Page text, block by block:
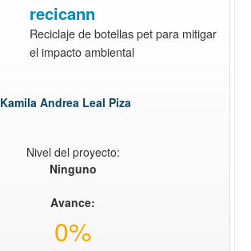
recicann
Reciclaje de botellas pet para mitigar
el impacto ambiental
Kamila Andrea Leal Piza
Nivel del proyecto:
Ninguno
Avance:
0%